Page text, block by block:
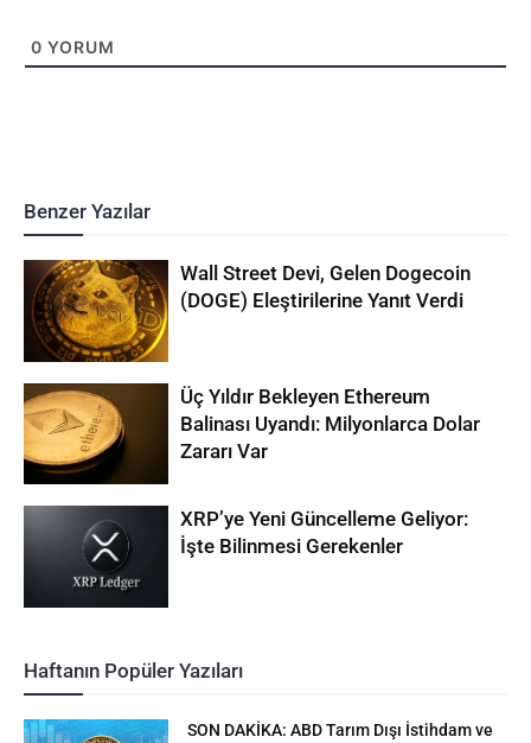
0 YORUM
Benzer Yazılar
Wall Street Devi, Gelen Dogecoin
(DOGE) Eleştirilerine Yanıt Verdi
Üç Yıldır Bekleyen Ethereum
Balinası Uyandı: Milyonlarca Dolar
Zararı Var
XRP’ye Yeni Güncelleme Geliyor:
İşte Bilinmesi Gerekenler
Haftanın Popüler Yazıları
SON DAKİKA: ABD Tarım Dışı İstihdam ve